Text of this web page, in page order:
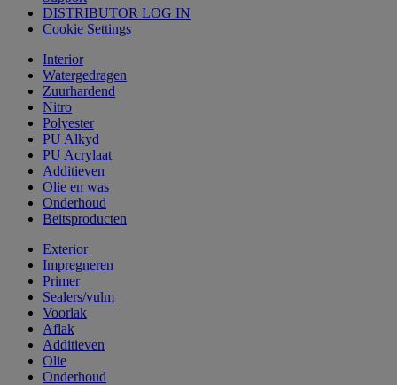
DISTRIBUTOR LOG IN
Cookie Settings
Interior
Watergedragen
Zuurhardend
Nitro
Polyester
PU Alkyd
PU Acrylaat
Additieven
Olie en was
Onderhoud
Beitsproducten
Exterior
Impregneren
Primer
Sealers/vulm
Voorlak
Aflak
Additieven
Olie
Onderhoud